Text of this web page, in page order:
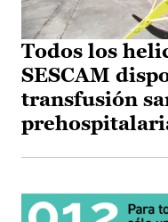
Todos los
SESCAM
transfusión